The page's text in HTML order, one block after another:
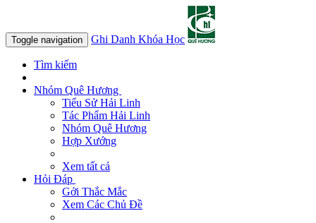
Toggle navigation Ghi Danh Khóa Học
Tìm kiếm
Nhóm Quê Hương
Tiểu Sử Hải Linh
Tác Phẩm Hải Linh
Nhóm Quê Hương
Hợp Xướng
Xem tất cả
Hỏi Đáp
Gởi Thắc Mắc
Xem Các Chủ Đề